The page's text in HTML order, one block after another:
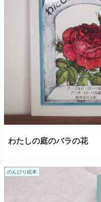
わたしの庭のバラの花
のんびり絵本